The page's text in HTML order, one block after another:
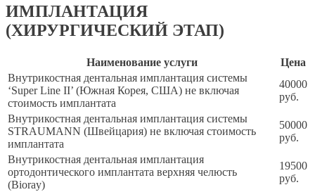
ИМПЛАНТАЦИЯ
(ХИРУРГИЧЕСКИЙ ЭТАП)
Наименование услуги
Цена
Внутрикостная дентальная имплантация системы
‘Super Line II’ (Южная Корея, США) не включая
стоимость имплантата
40000
руб.
Внутрикостная дентальная имплантация системы
STRAUMANN (Швейцария) не включая стоимость
имплантата
50000
руб.
Внутрикостная дентальная имплантация
ортодонтического имплантата верхняя челюсть
(Bioray)
19500
руб.